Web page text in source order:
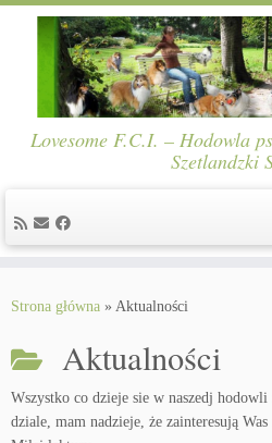
Lovesome F.C.I. – Hodowla
Szetlandzki
Strona główna » Aktualności
Aktualności
Wszystko co dzieje sie w naszedj hodowli
dziale, mam nadzieje, że zainteresują